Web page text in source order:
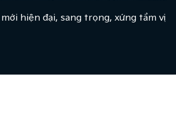
hiện đại, sang trọng, xứng tầm vị